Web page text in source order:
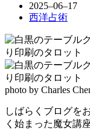
2025–06–17
西洋占術
photo by Charles
しばらくブログを
く始まった魔女講